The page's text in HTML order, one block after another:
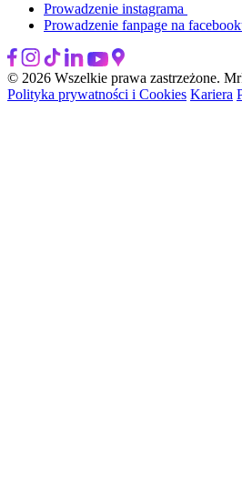
Prowadzenie instagrama
Prowadzenie fanpage na
© 2026 Wszelkie prawa zastrzeżone.
Polityka prywatności i Cookies Kariera